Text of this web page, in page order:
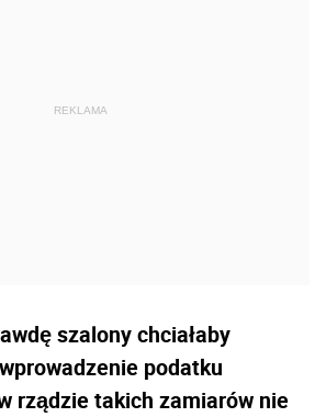
szalony chciałaby
podatku
rządzie takich zamiarów nie